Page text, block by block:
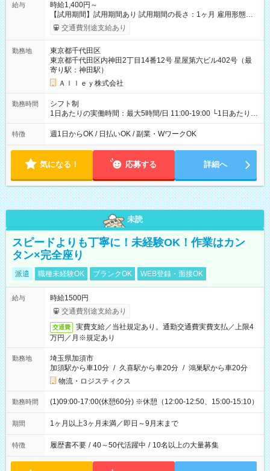
給与
時給1,400円～
【試用期間】試用期間あり 試用期間の長さ：1ヶ月 雇用形態、
給与は本採用時と同じです。
交通費別途支給あり
勤務地
東京都千代田区
東京都千代田区内神田2丁目14番12号 星屋第六ビル402号（最
寄り駅：神田駅）
Ａｌｌｅｙ株式会社
勤務時間
シフト制
1日あたりの実働時間：最大5時間/日 11:00-19:00 └1日あたりの
実働時間：1-5時間 └上記の時間帯内であれば、いつでも勤務可
能！ └平日・土曜日の中で、お好きな曜日でご勤務いただけま
18:00 などのように、自由な働き方が可能なお仕事です！
特徴 週1日からOK / 日払いOK / 副業・WワークOK
気になる！ 応募する 詳細へ
未読
スピードよりも丁寧に！未経験OK！作業はカン
タン×完全座り
派遣 職種未経験OK ブランクOK WEB登録・面接OK
給与
時給1500円
交通費別途支給あり
交通費
実費支給／当社規定あり。通勤交通費実費支払／上限4
万円／月※規定あり
勤務地
埼玉県加須市
加須駅から車10分 / 久喜駅から車20分 / 鴻巣駅から車20分
物流・ロジスティクス
勤務時間 (1)09:00-17:00(休憩60分) ※休憩（12:00-12:50、15:00-15:10）
期間 1ヶ月以上3ヶ月未満／即日～9月末まで
特徴 履歴書不要 / 40～50代活躍中 / 10名以上の大量募集